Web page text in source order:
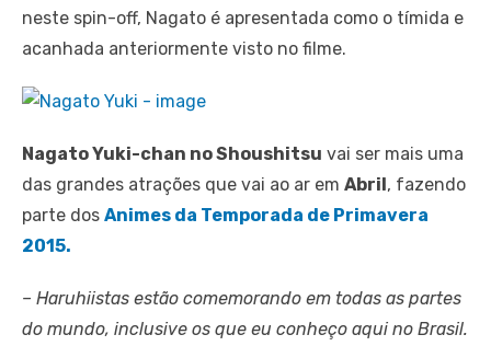
neste spin-off, Nagato é apresentada como o tímida e
acanhada anteriormente visto no filme.
Nagato Yuki-chan no Shoushitsu vai ser mais uma
das grandes atrações que vai ao ar em Abril , fazendo
parte dos Animes da Temporada de Primavera
2015.
– Haruhiistas estão comemorando em todas as partes
do mundo, inclusive os que eu conheço aqui no Brasil.